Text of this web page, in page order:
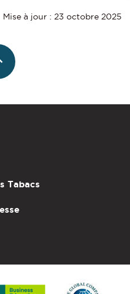
Mise à jour : 23 octobre 2025
Tabacs